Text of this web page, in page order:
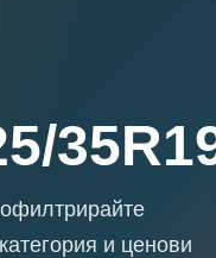
и ценови